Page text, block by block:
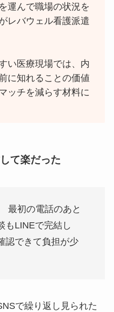
運んで職場の状況を
レバウェル看護派遣
い医療現場では、内
に知れることの価値
ッチを減らす材料に
て楽だった
初の電話のあと
もLINEで完結し
認できて負担が少
で繰り返し見られた